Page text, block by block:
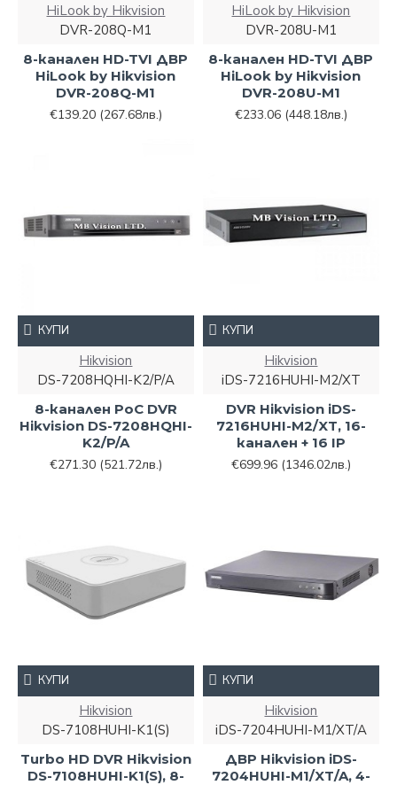
HiLook by Hikvision
DVR-208Q-M1
8-канален HD-TVI ДВР
HiLook by Hikvision
DVR-208Q-M1
€139.20 (267.68лв.)
HiLook by Hikvision
DVR-208U-M1
8-канален HD-TVI ДВР
HiLook by Hikvision
DVR-208U-M1
€233.06 (448.18лв.)
Hikvision
DS-7208HQHI-K2/P/A
8-канален PoC DVR
Hikvision DS-7208HQHI-
K2/P/A
€271.30 (521.72лв.)
КУПИ
Hikvision
iDS-7216HUHI-M2/XT
DVR Hikvision iDS-
7216HUHI-M2/XT, 16-
канален + 16 IP
€699.96 (1346.02лв.)
КУПИ
Hikvision
DS-7108HUHI-K1(S)
Turbo HD DVR Hikvision
DS-7108HUHI-K1(S), 8-
КУПИ
Hikvision
iDS-7204HUHI-M1/XT/A
ДВР Hikvision iDS-
7204HUHI-M1/XT/A, 4-
КУПИ